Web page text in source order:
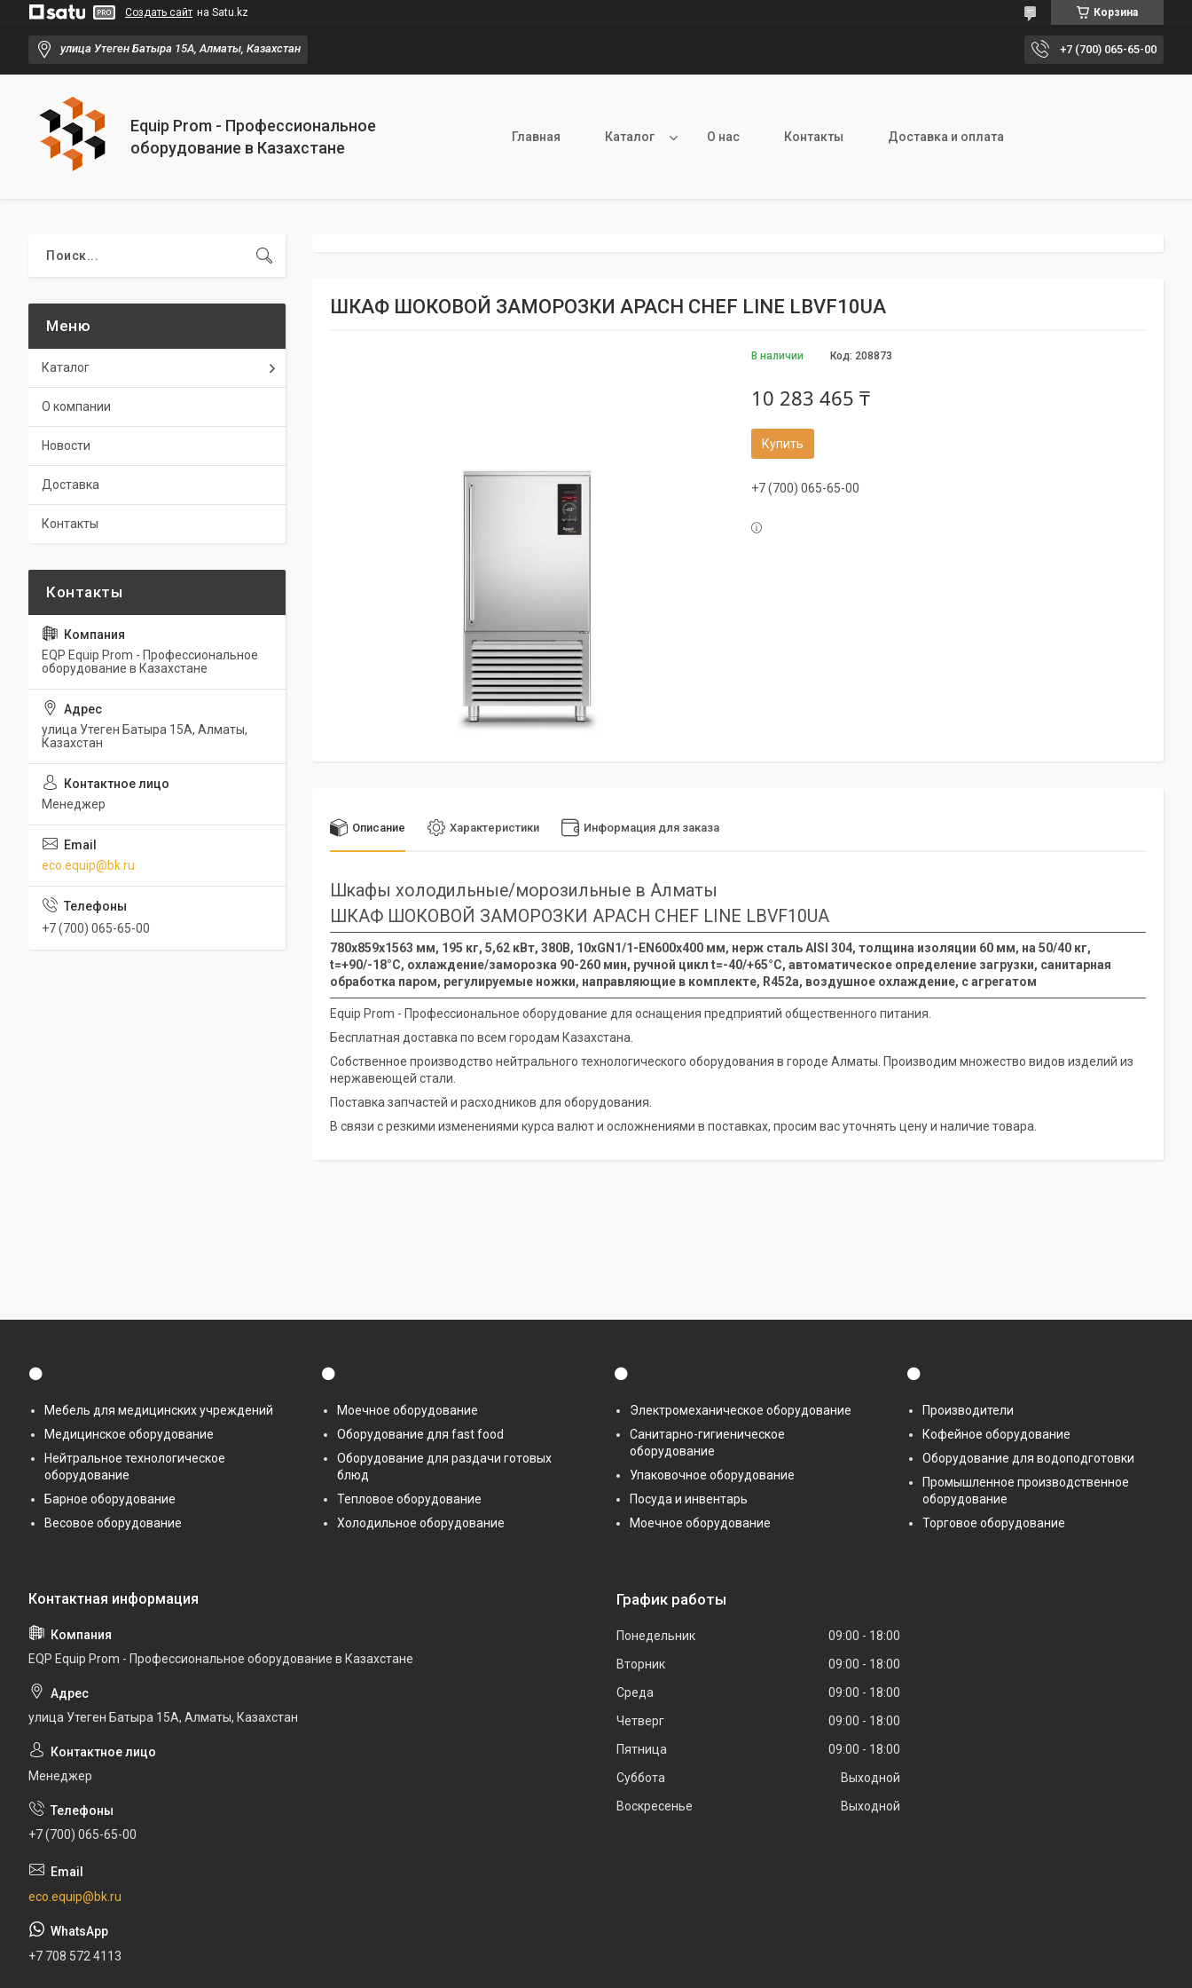
Создать сайт на Satu.kz Корзина
улица Утеген Батыра 15А, Алматы, Казахстан +7 (700) 065-65-00
Equip Prom - Профессиональное
оборудование в Казахстане
Главная Каталог О нас Контакты Доставка и оплата
ШКАФ ШОКОВОЙ ЗАМОРОЗКИ APACH CHEF LINE LBVF10UA
В наличии Код: 208873
10 283 465 ₸
Купить
+7 (700) 065-65-00
Описание Характеристики Информация для заказа
Шкафы холодильные/морозильные в Алматы
ШКАФ ШОКОВОЙ ЗАМОРОЗКИ APACH CHEF LINE LBVF10UA
780х859х1563 мм, 195 кг, 5,62 кВт, 380В, 10хGN1/1-EN600х400 мм, нерж сталь AISI 304, толщина изоляции 60 мм, на 50/40 кг,
t=+90/-18°С, охлаждение/заморозка 90-260 мин, ручной цикл t=-40/+65°С, автоматическое определение загрузки, санитарная
обработка паром, регулируемые ножки, направляющие в комплекте, R452a, воздушное охлаждение, с агрегатом
Equip Prom - Профессиональное оборудование для оснащения предприятий общественного питания.
Бесплатная доставка по всем городам Казахстана.
Собственное производство нейтрального технологического оборудования в городе Алматы. Производим множество видов изделий из
нержавеющей стали.
Поставка запчастей и расходников для оборудования.
В связи с резкими изменениями курса валют и осложнениями в поставках, просим вас уточнять цену и наличие товара.
Каталог
О компании
Новости
Доставка
Контакты
EQP Equip Prom - Профессиональное
оборудование в Казахстане
улица Утеген Батыра 15А, Алматы,
Казахстан
Менеджер
eco.equip@bk.ru
+7 (700) 065-65-00
⚫
Мебель для медицинских учреждений
Медицинское оборудование
Нейтральное технологическое
оборудование
Барное оборудование
Весовое оборудование
⚫
Моечное оборудование
Оборудование для fast food
Оборудование для раздачи готовых
блюд
Тепловое оборудование
Холодильное оборудование
⚫
Электромеханическое оборудование
Санитарно-гигиеническое
оборудование
Упаковочное оборудование
Посуда и инвентарь
Моечное оборудование
⚫
Производители
Кофейное оборудование
Оборудование для водоподготовки
Промышленное производственное
оборудование
Торговое оборудование
EQP Equip Prom - Профессиональное оборудование в Казахстане
улица Утеген Батыра 15А, Алматы, Казахстан
Менеджер
+7 (700) 065-65-00
eco.equip@bk.ru
+7 708 572 4113
График работы
Понедельник 09:00
18:00
Вторник
09:00
18:00
Среда
09:00
18:00
Четверг
09:00
18:00
Пятница
09:00
18:00
Суббота
Выходной
Воскресенье
Выходной